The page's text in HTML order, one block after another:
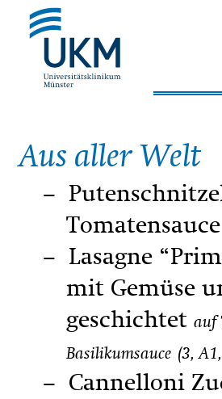
Aus aller Welt
Tomatensauce
Lasagne
mit Gemüse
geschichtet auf
Basilikumsauce (3,
Cannelloni